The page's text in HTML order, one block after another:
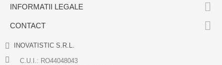
INFORMATII LEGALE 
CONTACT 
INOVATISTIC S.R.L.
C.U.I.: RO44048043